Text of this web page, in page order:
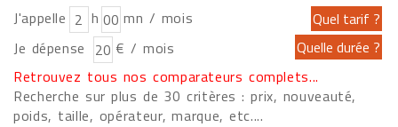
J'appelle h
mn / mois
Je dépense
€ / mois
Retrouvez tous nos comparateurs complets...
Recherche sur plus de 30 critères : prix, nouveauté,
poids, taille, opérateur, marque, etc....